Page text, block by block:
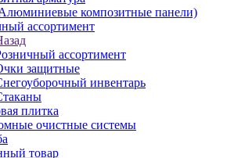
композитные панели)
ассортимент
ассортимент
защитные
инвентарь
плитка
очистные системы
товар